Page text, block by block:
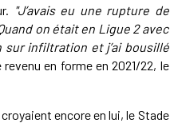
"J’avais eu une rupture de
on était en Ligue 2 avec
sur infiltration et j’ai bousillé
revenu en forme en 2021/22, le
encore en lui, le Stade